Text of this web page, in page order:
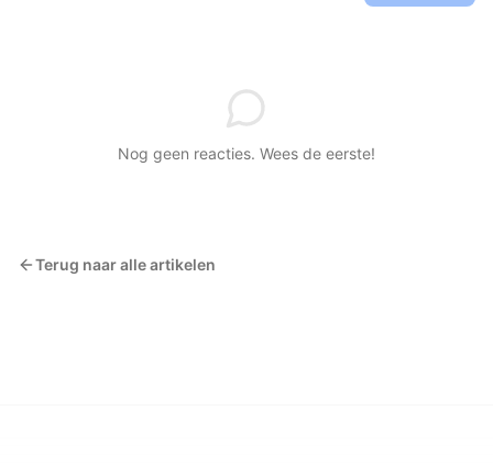
Nog geen reacties. Wees de eerste!
Terug naar alle artikelen